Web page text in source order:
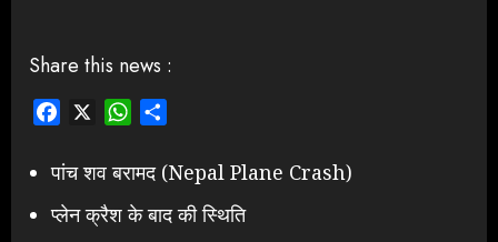
Share this news :
Facebook WhatsApp
पांच शव बरामद (Nepal Plane Crash)
प्लेन क्रैश के बाद की स्थिति